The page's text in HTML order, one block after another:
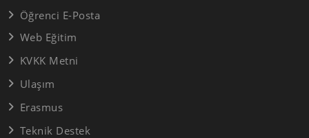
Öğrenci E-Posta
Web Eğitim
KVKK Metni
Ulaşım
Erasmus
Teknik Destek